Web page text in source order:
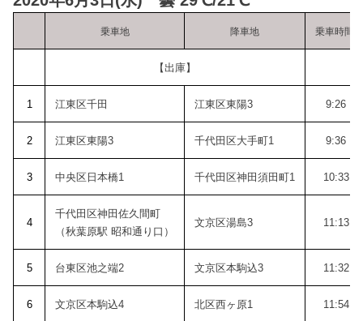
乗車地 降車地 乗車時間
【出庫】
1 江東区千田 江東区東陽3 9:26
2 江東区東陽3 千代田区大手町1 9:36
3 中央区日本橋1 千代田区神田須田町1 10:33
4
千代田区神田佐久間町
（秋葉原駅 昭和通り口）
文京区湯島3 11:13
5 台東区池之端2 文京区本駒込3 11:32
6 文京区本駒込4 北区西ヶ原1 11:54